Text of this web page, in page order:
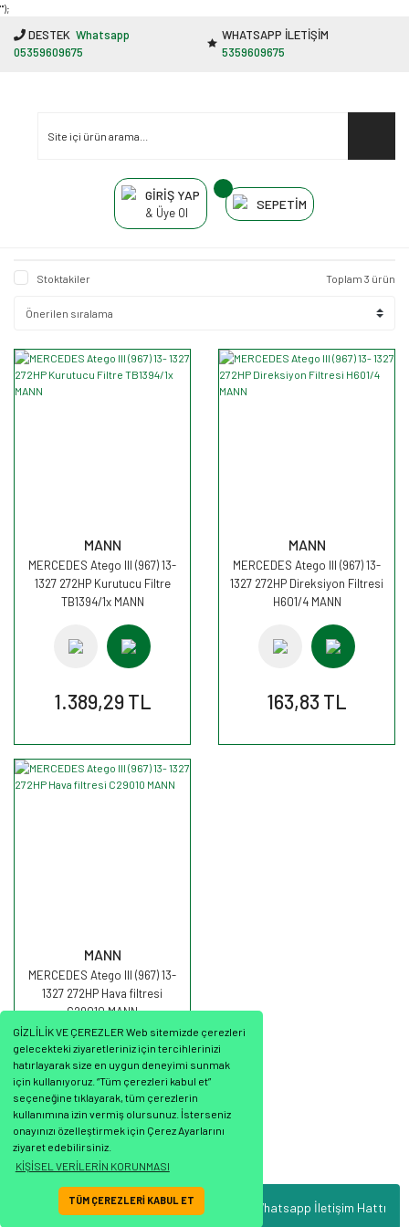
GİZLİLİK VE ÇEREZLER Web sitemizde çerezleri
gelecekteki ziyaretleriniz için tercihlerinizi
hatırlayarak size en uygun deneyimi sunmak
için kullanıyoruz. “Tüm çerezleri kabul et”
seçeneğine tıklayarak, tüm çerezlerin
kullanımına izin vermiş olursunuz. İsterseniz
onayınızı özelleştirmek için Çerez Ayarlarını
ziyaret edebilirsiniz.
KİŞİSEL VERİLERİN KORUNMASI
TÜM ÇEREZLERİ KABUL ET
"');
Whatsapp İletişim Hattı
DESTEK Whatsapp
05359609675
WHATSAPP İLETİŞİM
5359609675
GİRİŞ YAP
& Üye Ol
SEPETİM
Stoktakiler Toplam 3 ürün
MANN
MERCEDES Atego III (967) 13-
1327 272HP Kurutucu Filtre
TB1394/1x MANN
1.389,29 TL
MANN
MERCEDES Atego III (967) 13-
1327 272HP Direksiyon Filtresi
H601/4 MANN
163,83 TL
MANN
MERCEDES Atego III (967) 13-
1327 272HP Hava filtresi
C29010 MANN
2.199,71 TL